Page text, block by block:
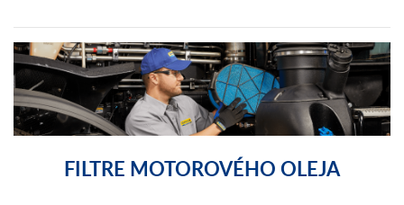
FILTRE MOTOROVÉHO OLEJA